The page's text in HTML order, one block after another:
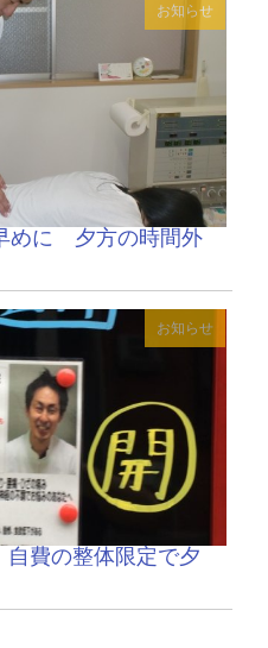
お知らせ
めに 夕方の時間外
お知らせ
費の整体限定で夕